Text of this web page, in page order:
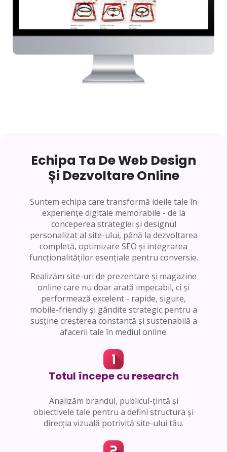
Echipa Ta De Web Design
Și Dezvoltare Online
Suntem echipa care transformă ideile tale în
experiențe digitale memorabile - de la
conceperea strategiei și designul
personalizat al site-ului, până la dezvoltarea
completă, optimizare SEO și integrarea
funcționalităților esențiale pentru conversie.
Realizăm site-uri de prezentare și magazine
online care nu doar arată impecabil, ci și
performează excelent - rapide, sigure,
mobile-friendly și gândite strategic pentru a
susține creșterea constantă și sustenabilă a
afacerii tale în mediul online.
Totul începe cu research
Analizăm brandul, publicul-țintă și
obiectivele tale pentru a defini structura și
direcția vizuală potrivită site-ului tău.